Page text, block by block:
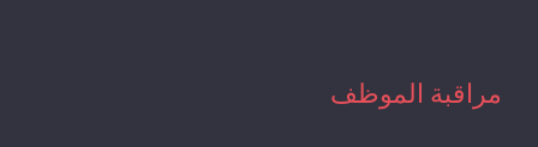
مراقبة الموظف